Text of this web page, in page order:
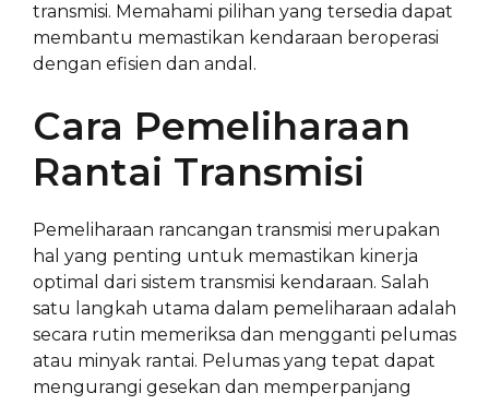
transmisi. Memahami pilihan yang tersedia dapat
membantu memastikan kendaraan beroperasi
dengan efisien dan andal.
Cara Pemeliharaan
Rantai Transmisi
Pemeliharaan rancangan transmisi merupakan
hal yang penting untuk memastikan kinerja
optimal dari sistem transmisi kendaraan. Salah
satu langkah utama dalam pemeliharaan adalah
secara rutin memeriksa dan mengganti pelumas
atau minyak rantai. Pelumas yang tepat dapat
mengurangi gesekan dan memperpanjang